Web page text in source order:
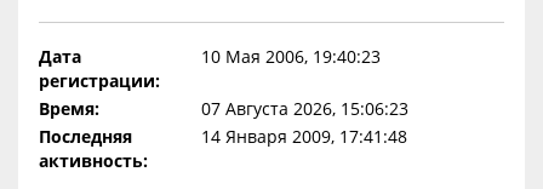
Дата
регистрации:
10 Мая 2006, 19:40:23
Время:
07 Августа 2026, 15:06:23
Последняя
активность:
14 Января 2009, 17:41:48